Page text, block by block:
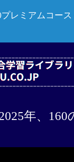
レミアムコー
2025年、